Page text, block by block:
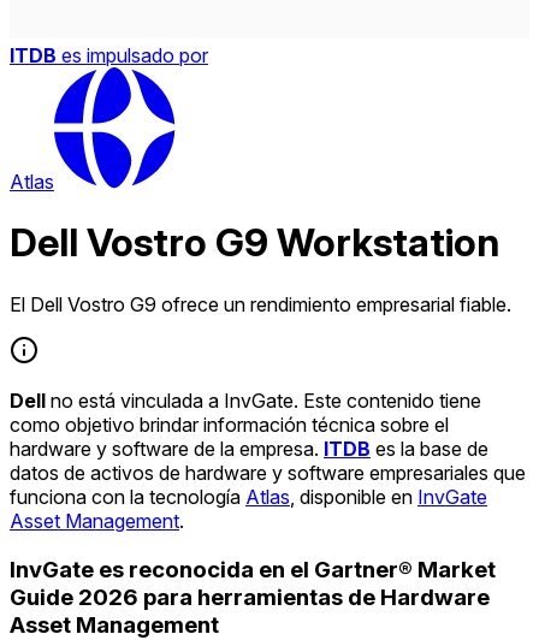
ITDB es impulsado por
Atlas
Dell Vostro G9 Workstation
El Dell Vostro G9 ofrece un rendimiento empresarial fiable.
Dell no está vinculada a InvGate. Este contenido tiene
como objetivo brindar información técnica sobre el
hardware y software de la empresa. ITDB es la base de
datos de activos de hardware y software empresariales que
funciona con la tecnología Atlas , disponible en InvGate
Asset Management.
InvGate es reconocida en el Gartner® Market
Guide 2026 para herramientas de Hardware
Asset Management